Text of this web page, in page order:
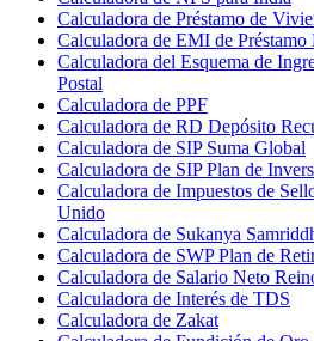
Calculadora de Préstamo de
Calculadora de EMI de Préstamo
Calculadora del Esquema de
Postal
Calculadora de PPF
Calculadora de RD Depósito
Calculadora de SIP Suma Global
Calculadora de SIP Plan de
Calculadora de Impuestos de
Unido
Calculadora de Sukanya
Calculadora de SWP Plan de
Calculadora de Salario Neto
Calculadora de Interés de TDS
Calculadora de Zakat